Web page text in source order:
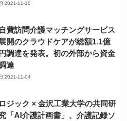
2021-11-10
自費訪問介護マッチングサービス
展開のクラウドケアが総額1.1億
円調達を発表。初の外部から資金
達
2021-11-04
ロジック × 金沢工業大学の共同研
「AI介護計画書」、介護記録ソ